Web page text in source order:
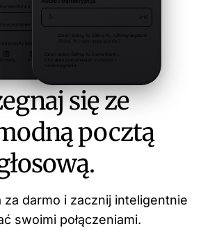
się ze
pocztą
darmo i zacznij inteligentnie
swoimi połączeniami.